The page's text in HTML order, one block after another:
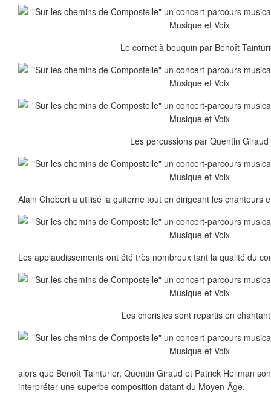
Le cornet à bouquin par Benoît
Les percussions par Quentin Giraud
Alain Chobert a utilisé la guiterne tout en dirigeant les chanteurs
Les applaudissements ont été très nombreux tant la qualité du
Les choristes sont repartis en
alors que Benoît Tainturier, Quentin Giraud et Patrick Heilman
interpréter une superbe composition datant du Moyen-Âge.